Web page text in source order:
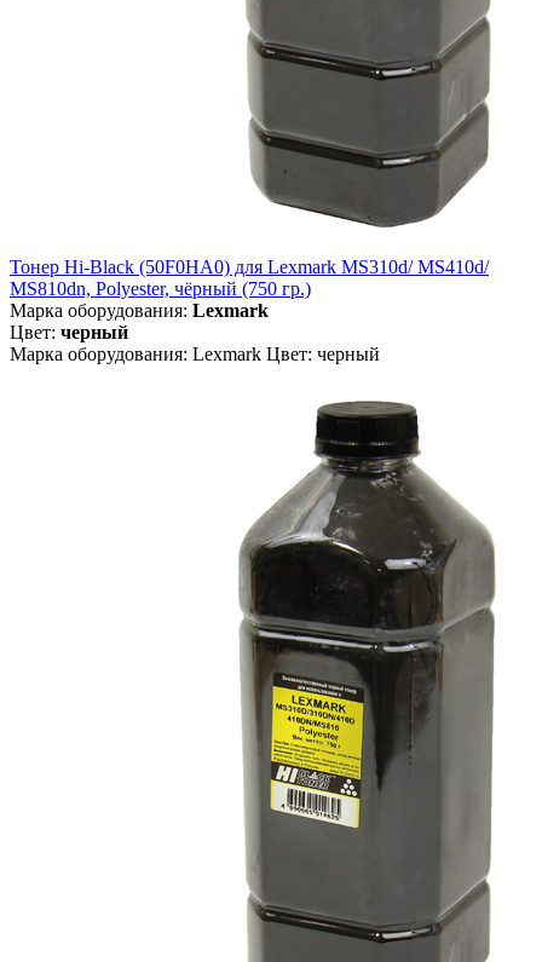
Тонер Hi-Black (50F0HA0) для Lexmark MS310d/ MS410d/
MS810dn, Polyester, чёрный (750 гр.)
Марка оборудования: Lexmark
Цвет: черный
Марка оборудования: Lexmark Цвет: черный